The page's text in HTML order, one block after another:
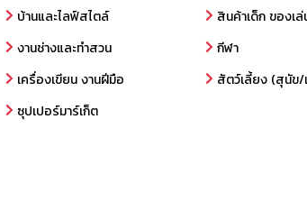
บ้านและไลฟ์สไตล์
งานช่างและทำสวน
เครื่องเขียน งานฝีมือ
ซุปเปอร์มาร์เก็ต
สินค้าเด็ก ของเล่
กีฬา
สัตว์เลี้ยง (สุนัข